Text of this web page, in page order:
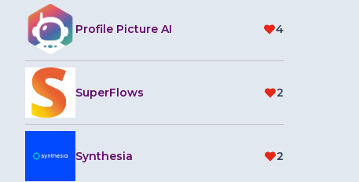
Profile Picture AI 4
SuperFlows 2
Synthesia 2